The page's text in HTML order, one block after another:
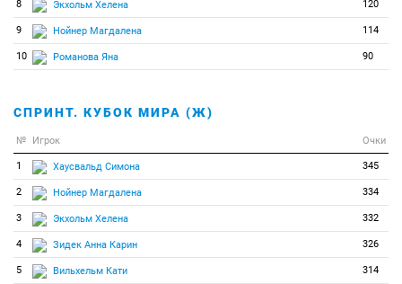
8 Экхольм Хелена 120
9 Нойнер Магдалена 114
10 Романова Яна 90
СПРИНТ. КУБОК МИРА (Ж)
№ Игрок Очки
1 Хаусвальд Симона 345
2 Нойнер Магдалена 334
3 Экхольм Хелена 332
4 Зидек Анна Карин 326
5 Вильхельм Кати 314